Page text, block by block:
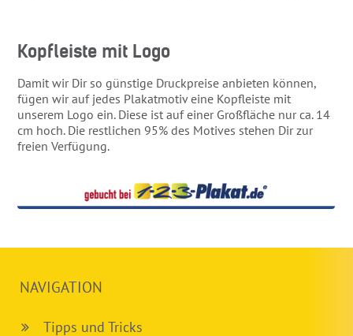
Kopfleiste mit Logo
Damit wir Dir so günstige Druckpreise anbieten können,
fügen wir auf jedes Plakatmotiv eine Kopfleiste mit
unserem Logo ein. Diese ist auf einer Großfläche nur ca. 14
cm hoch. Die restlichen 95% des Motives stehen Dir zur
freien Verfügung.
NAVIGATION
Tipps und Tricks